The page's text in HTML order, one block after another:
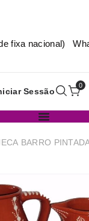
fixa nacional)
Sessão
0
BARRO